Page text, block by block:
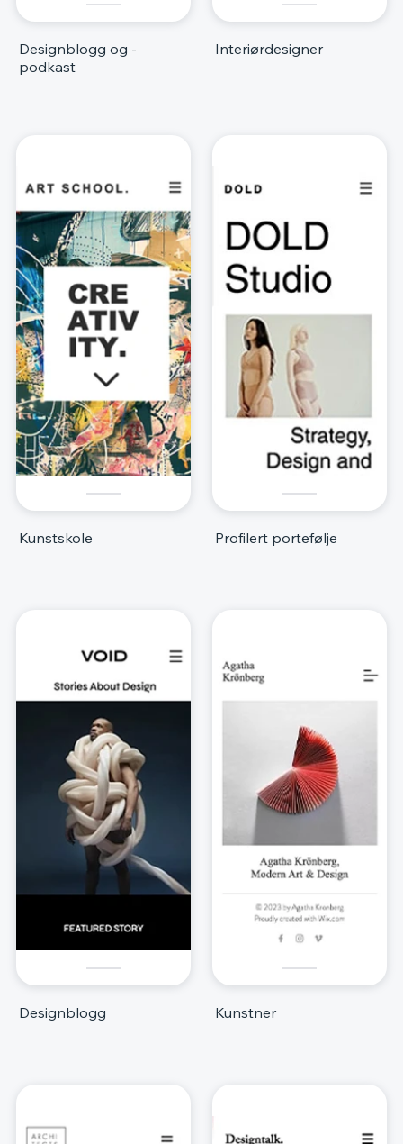
Designblogg og -
podkast
Interiørdesigner
Kunstskole Profilert portefølje
Designblogg Kunstner